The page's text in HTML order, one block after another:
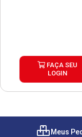
FAÇA SEU
LOGIN
Meus